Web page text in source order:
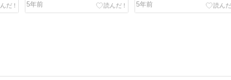
5年前
5年前